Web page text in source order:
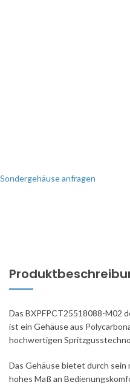
Sondergehäuse anfragen
Das BXPFPCT25518088-M02
ist ein Gehäuse aus
hochwertigen
Das Gehäuse bietet durch sein
hohes Maß an